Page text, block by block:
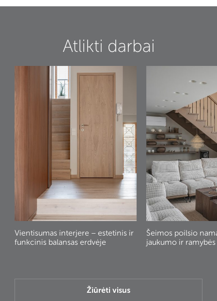
Atlikti darbai
Vientisumas interjere – estetinis ir
funkcinis balansas erdvėje
Šeimos poilsio
jaukumo ir
Žiūrėti visus